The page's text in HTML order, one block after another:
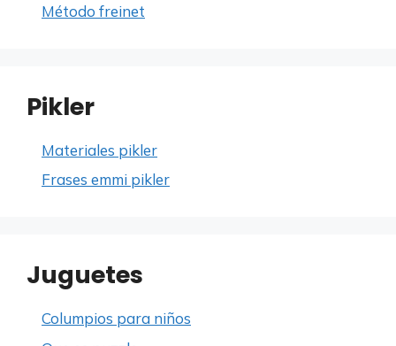
Método freinet
Pikler
Materiales pikler
Frases emmi pikler
Juguetes
Columpios para niños